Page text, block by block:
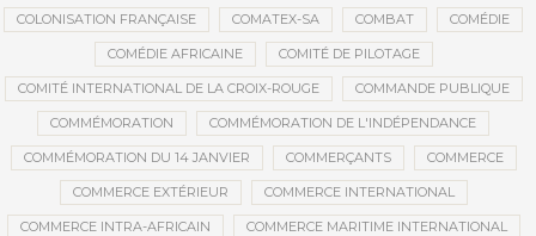
COLONISATION FRANÇAISE COMATEX-SA COMBAT COMÉDIE
COMÉDIE AFRICAINE COMITÉ DE PILOTAGE
COMITÉ INTERNATIONAL DE LA CROIX-ROUGE COMMANDE PUBLIQUE
COMMÉMORATION COMMÉMORATION DE L'INDÉPENDANCE
COMMÉMORATION DU 14 JANVIER COMMERÇANTS COMMERCE
COMMERCE EXTÉRIEUR COMMERCE INTERNATIONAL
COMMERCE INTRA-AFRICAIN COMMERCE MARITIME INTERNATIONAL